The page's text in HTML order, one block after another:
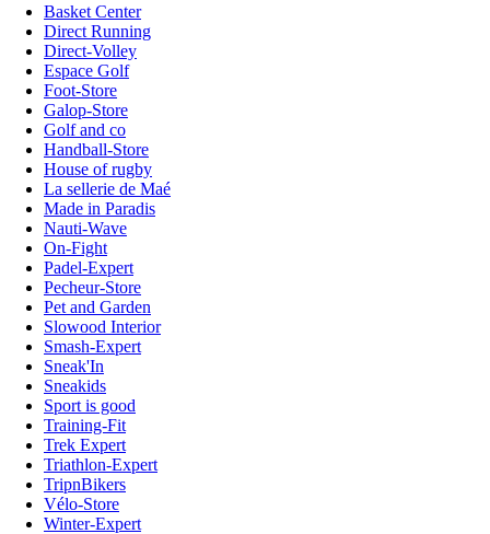
Basket Center
Direct Running
Direct-Volley
Espace Golf
Foot-Store
Galop-Store
Golf and co
Handball-Store
House of rugby
La sellerie de Maé
Made in Paradis
Nauti-Wave
On-Fight
Padel-Expert
Pecheur-Store
Pet and Garden
Slowood Interior
Smash-Expert
Sneak'In
Sneakids
Sport is good
Training-Fit
Trek Expert
Triathlon-Expert
TripnBikers
Vélo-Store
Winter-Expert